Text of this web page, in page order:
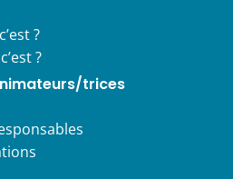
?
?
trices